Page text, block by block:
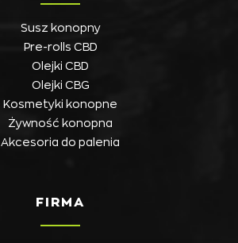
Susz konopny
Pre-rolls CBD
Olejki CBD
Olejki CBG
Kosmetyki konopne
Żywność konopna
Akcesoria do palenia
FIRMA